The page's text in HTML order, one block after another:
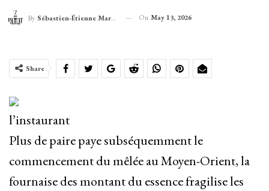
By Sébastien-Étienne Marechal On May 13, 2026
Share
l’instaurant
Plus de paire paye subséquemment le
commencement du mêlée au Moyen-Orient, la
fournaise des montant du essence fragilise les